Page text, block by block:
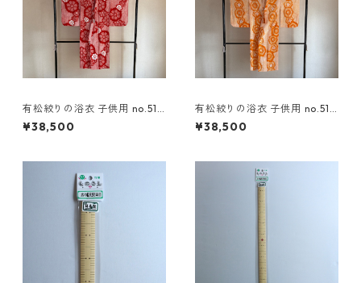
有松絞りの浴衣 子供用 no.511
7
¥38,500
有松絞りの浴衣 子供用 no.510
2
¥38,500